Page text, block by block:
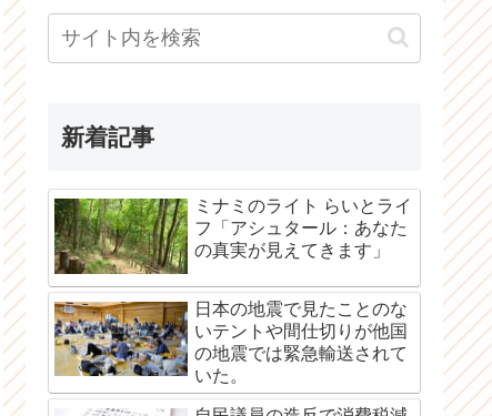
新着記事
ミナミのライト らいとライ
フ「アシュタール：あなた
の真実が見えてきます」
日本の地震で見たことのな
いテントや間仕切りが他国
の地震では緊急輸送されて
いた。